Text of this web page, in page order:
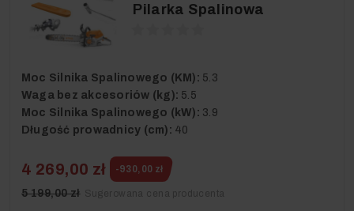
Pilarka Spalinowa
Moc Silnika Spalinowego (KM): 5.3
Waga bez akcesoriów (kg): 5.5
Moc Silnika Spalinowego (kW): 3.9
Długość prowadnicy (cm): 40
4 269,00 zł -930,00 zł
5 199,00 zł